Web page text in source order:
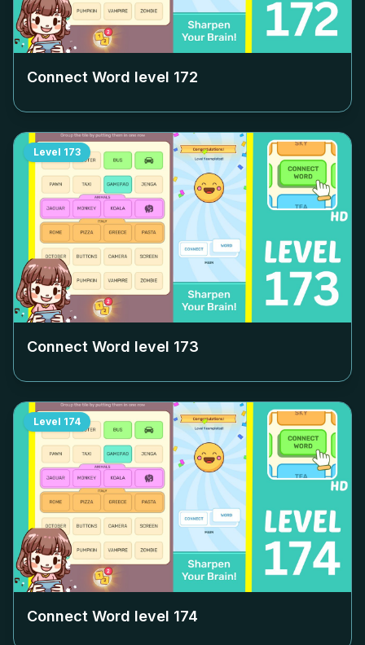
Connect Word level 172
Level 173
Connect Word level 173
Level 174
Connect Word level 174